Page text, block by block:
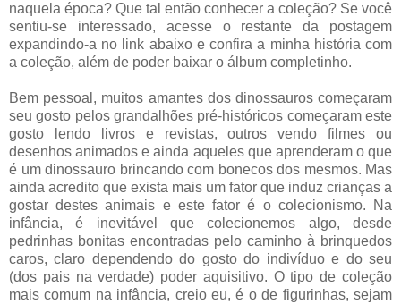
naquela época? Que tal então conhecer a coleção? Se você
sentiu-se interessado, acesse o restante da postagem
expandindo-a no link abaixo e confira a minha história com
a coleção, além de poder baixar o álbum completinho.
Bem pessoal, muitos amantes dos dinossauros começaram
seu gosto pelos grandalhões pré-históricos começaram este
gosto lendo livros e revistas, outros vendo filmes ou
desenhos animados e ainda aqueles que aprenderam o que
é um dinossauro brincando com bonecos dos mesmos. Mas
ainda acredito que exista mais um fator que induz crianças a
gostar destes animais e este fator é o colecionismo. Na
infância, é inevitável que colecionemos algo, desde
pedrinhas bonitas encontradas pelo caminho à brinquedos
caros, claro dependendo do gosto do indivíduo e do seu
(dos pais na verdade) poder aquisitivo. O tipo de coleção
mais comum na infância, creio eu, é o de figurinhas, sejam